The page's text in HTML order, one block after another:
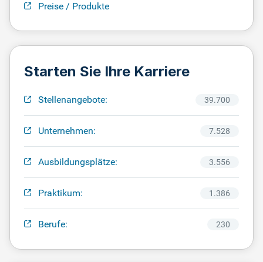
Preise / Produkte
Starten Sie Ihre Karriere
Stellenangebote: 39.700
Unternehmen: 7.528
Ausbildungsplätze: 3.556
Praktikum: 1.386
Berufe: 230